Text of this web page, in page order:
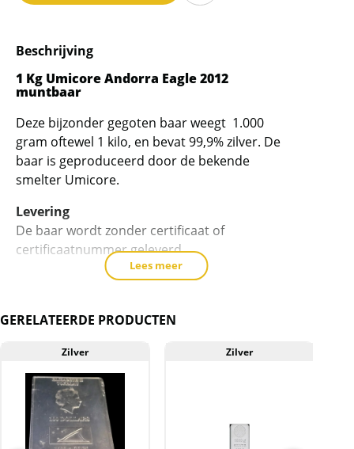
de
wachtlijst
voor
product
toe
Beschrijving
1 Kg Umicore Andorra Eagle 2012
muntbaar
Deze bijzonder gegoten baar weegt 1.000
gram oftewel 1 kilo, en bevat 99,9% zilver. De
baar is geproduceerd door de bekende
smelter Umicore.
Levering
De baar wordt zonder certificaat of
certificaatnummer geleverd.
marge-regeling.
Lees meer
GERELATEERDE PRODUCTEN
Zilver Zilver